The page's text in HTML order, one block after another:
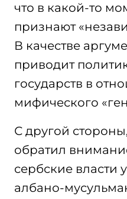
что в какой-то
признают
В качестве
приводит
государств в
мифического
С другой
обратил
сербские власти
албано-